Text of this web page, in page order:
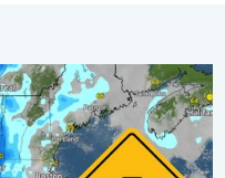
inundaciones. . .